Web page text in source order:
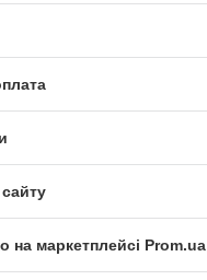
на маркетплейсі Prom.ua